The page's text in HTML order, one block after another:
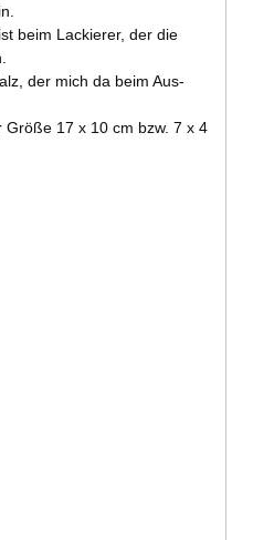
beim Lackierer, der die
der mich da beim Aus-
17 x 10 cm bzw. 7 x 4